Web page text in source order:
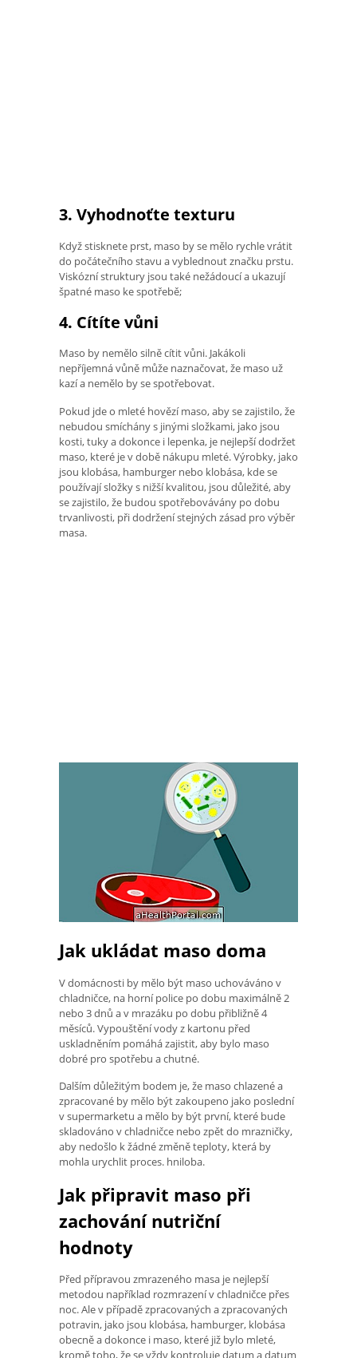
3. Vyhodnoťte texturu
Když stisknete prst, maso by se mělo rychle vrátit
do počátečního stavu a vyblednout značku prstu.
Viskózní struktury jsou také nežádoucí a ukazují
špatné maso ke spotřebě;
4. Cítíte vůni
Maso by nemělo silně cítit vůni. Jakákoli
nepříjemná vůně může naznačovat, že maso už
kazí a nemělo by se spotřebovat.
Pokud jde o mleté ​​hovězí maso, aby se zajistilo, že
nebudou smíchány s jinými složkami, jako jsou
kosti, tuky a dokonce i lepenka, je nejlepší dodržet
maso, které je v době nákupu mleté. Výrobky, jako
jsou klobása, hamburger nebo klobása, kde se
používají složky s nižší kvalitou, jsou důležité, aby
se zajistilo, že budou spotřebovávány po dobu
trvanlivosti, při dodržení stejných zásad pro výběr
masa.
Jak ukládat maso doma
V domácnosti by mělo být maso uchováváno v
chladničce, na horní police po dobu maximálně 2
nebo 3 dnů a v mrazáku po dobu přibližně 4
měsíců. Vypouštění vody z kartonu před
uskladněním pomáhá zajistit, aby bylo maso
dobré pro spotřebu a chutné.
Dalším důležitým bodem je, že maso chlazené a
zpracované by mělo být zakoupeno jako poslední
v supermarketu a mělo by být první, které bude
skladováno v chladničce nebo zpět do mrazničky,
aby nedošlo k žádné změně teploty, která by
mohla urychlit proces. hniloba.
Jak připravit maso při
zachování nutriční
hodnoty
Před přípravou zmrazeného masa je nejlepší
metodou například rozmrazení v chladničce přes
noc. Ale v případě zpracovaných a zpracovaných
potravin, jako jsou klobása, hamburger, klobása
obecně a dokonce i maso, které již bylo mleté,
kromě toho, že se vždy kontroluje datum a datum